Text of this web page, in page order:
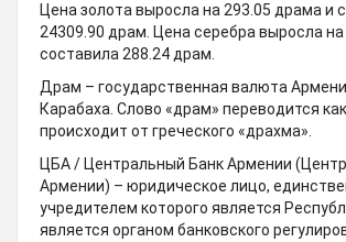
Цена золота выросла на 293.05 драмa и
24309.90 драм. Цена серебра выросла
составила 288.24 драм.
Драм – государственная валюта
Карабаха. Слово «драм» переводится
происходит от греческого «драхма».
ЦБА / Центральный Банк Армении
Армении) – юридическое лицо,
учредителем которого является
является органом банковского